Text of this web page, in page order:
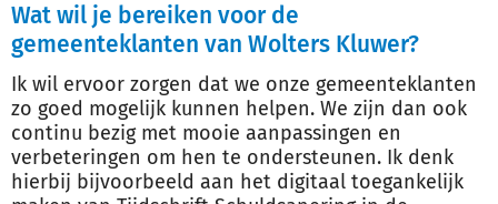
Wat wil je bereiken voor de
gemeenteklanten van Wolters Kluwer?
Ik wil ervoor zorgen dat we onze gemeenteklanten
zo goed mogelijk kunnen helpen. We zijn dan ook
continu bezig met mooie aanpassingen en
verbeteringen om hen te ondersteunen. Ik denk
hierbij bijvoorbeeld aan het digitaal toegankelijk